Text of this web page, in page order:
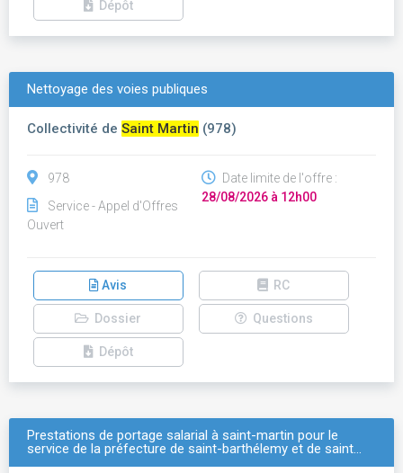
Dépôt
Nettoyage des voies publiques
Collectivité de Saint Martin (978)
978
Service - Appel d'Offres
Ouvert
Date limite de l'offre :
28/08/2026 à 12h00
Avis RC
Dossier Questions
Dépôt
Prestations de portage salarial à saint-martin pour le
service de la préfecture de saint-barthélemy et de saint…